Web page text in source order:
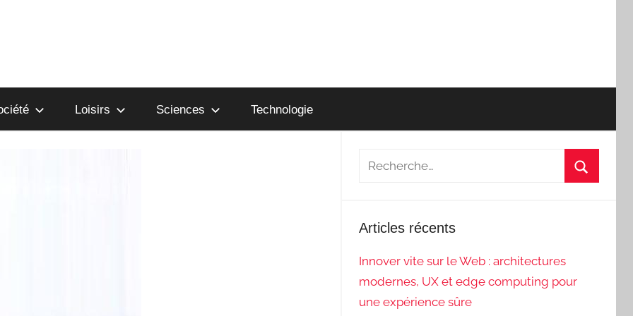
Loisirs Sciences Technologie
Recherche
Articles récents
Innover vite sur le Web : architectures
modernes, UX et edge computing pour
une expérience sûre